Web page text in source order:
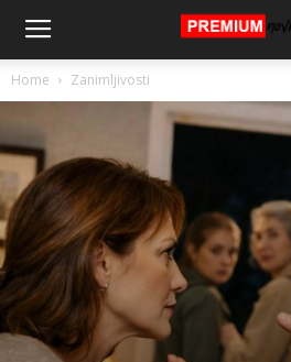
Home Zanimljivosti